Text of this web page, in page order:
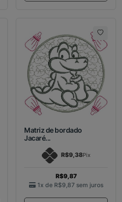
Matriz de bordado
Jacaré...
R$9,38Pix
R$9,87
1x de R$9,87 sem juros